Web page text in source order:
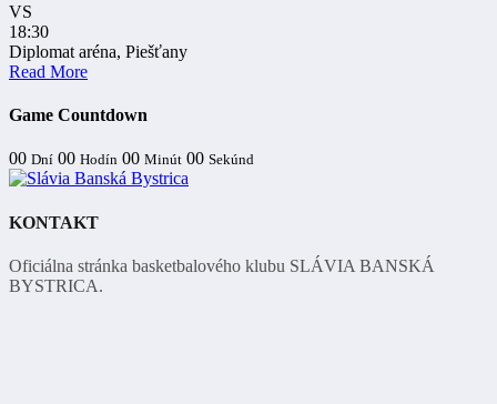
VS
18:30
Diplomat aréna, Piešťany
Read More
Game Countdown
00 Dní 00 Hodín 00 Minút 00 Sekúnd
KONTAKT
Oficiálna stránka basketbalového klubu SLÁVIA BANSKÁ
BYSTRICA.